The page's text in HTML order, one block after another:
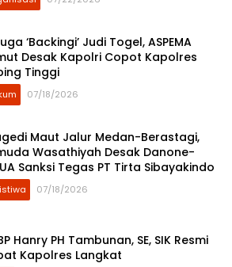
‘Backingi’ Judi Togel, ASPEMA
Desak Kapolri Copot Kapolres
Tinggi
07/18/2026
Maut Jalur Medan-Berastagi,
Wasathiyah Desak Danone-
Sanksi Tegas PT Tirta Sibayakindo
07/18/2026
Hanry PH Tambunan, SE, SIK Resmi
Kapolres Langkat